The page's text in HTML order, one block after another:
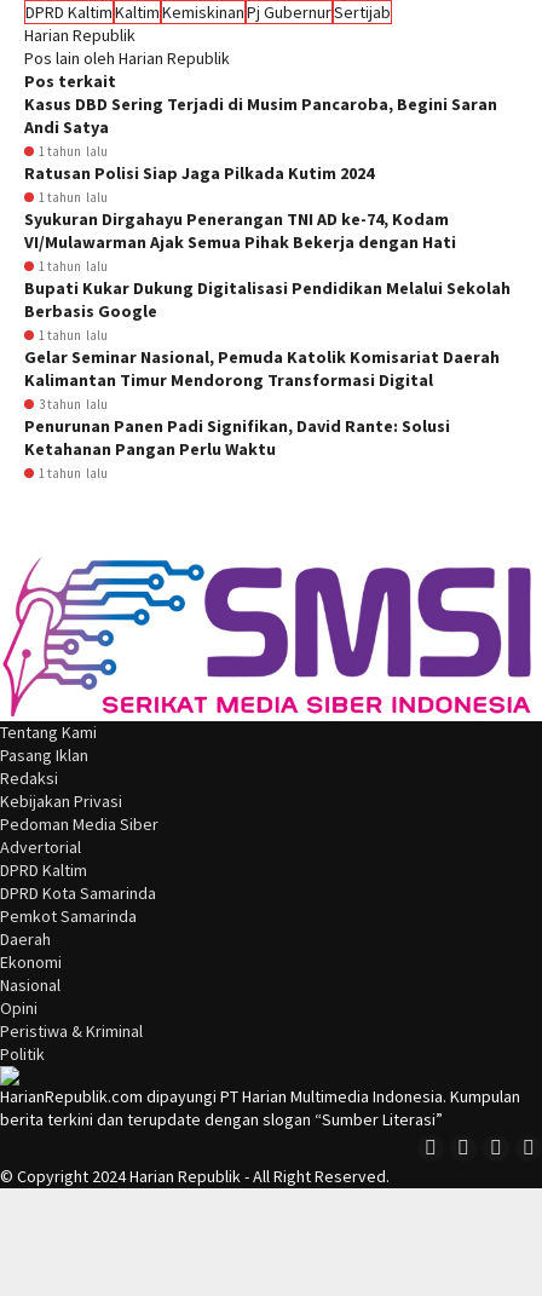
DPRD KaltimKaltimKemiskinanPj GubernurSertijab
Harian Republik
Pos lain oleh Harian Republik
Pos terkait
Kasus DBD Sering Terjadi di Musim Pancaroba, Begini Saran
Andi Satya
1 tahun lalu
Ratusan Polisi Siap Jaga Pilkada Kutim 2024
1 tahun lalu
Syukuran Dirgahayu Penerangan TNI AD ke-74, Kodam
VI/Mulawarman Ajak Semua Pihak Bekerja dengan Hati
1 tahun lalu
Bupati Kukar Dukung Digitalisasi Pendidikan Melalui Sekolah
Berbasis Google
1 tahun lalu
Gelar Seminar Nasional, Pemuda Katolik Komisariat Daerah
Kalimantan Timur Mendorong Transformasi Digital
3 tahun lalu
Penurunan Panen Padi Signifikan, David Rante: Solusi
Ketahanan Pangan Perlu Waktu
1 tahun lalu
Tentang Kami
Pasang Iklan
Redaksi
Kebijakan Privasi
Pedoman Media Siber
Advertorial
DPRD Kaltim
DPRD Kota Samarinda
Pemkot Samarinda
Daerah
Ekonomi
Nasional
Opini
Peristiwa & Kriminal
Politik
HarianRepublik.com dipayungi PT Harian Multimedia Indonesia. Kumpulan
berita terkini dan terupdate dengan slogan “Sumber Literasi”
© Copyright 2024 Harian Republik - All Right Reserved.